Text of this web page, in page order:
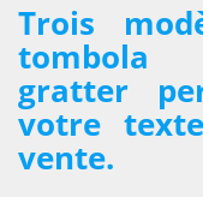
Trois
gratter
votre
vente.